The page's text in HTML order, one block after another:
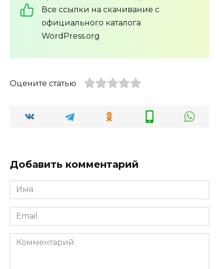
Все ссылки на скачивание с
официального каталога
WordPress.org
Оцените статью
Добавить комментарий
Имя
*
Email
*
Комментарий